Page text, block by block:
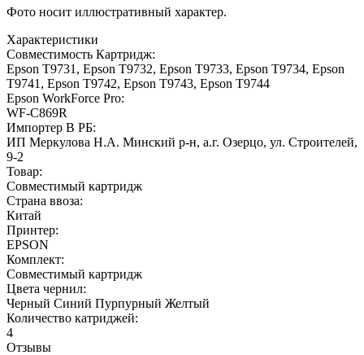
Фото носит иллюстративный характер.
Характеристики
Совместимость Картридж:
Epson T9731, Epson T9732, Epson T9733, Epson T9734, Epson
T9741, Epson T9742, Epson T9743, Epson T9744
Epson WorkForce Pro:
WF-C869R
Импортер В РБ:
ИП Меркулова Н.А. Минский р-н, а.г. Озерцо, ул. Строителей,
9-2
Товар:
Совместимый картридж
Страна ввоза:
Китай
Принтер:
EPSON
Комплект:
Совместимый картридж
Цвета чернил:
Черный Синий Пурпурный Желтый
Количество катриджей:
4
Отзывы